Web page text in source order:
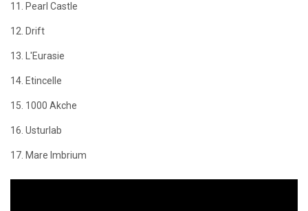
11. Pearl Castle
12. Drift
13. L'Eurasie
14. Etincelle
15. 1000 Akche
16. Usturlab
17. Mare Imbrium